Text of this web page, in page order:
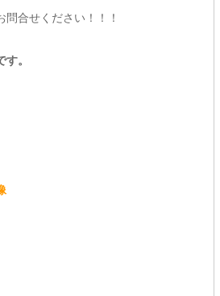
問合せください！！！
。